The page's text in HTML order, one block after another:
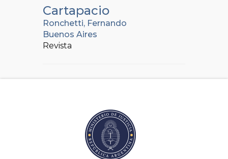
Cartapacio
Ronchetti, Fernando
Buenos Aires
Revista